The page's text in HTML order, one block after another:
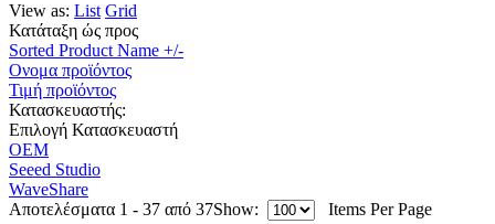
View as: List Grid
Κατάταξη ώς προς
Sorted Product Name +/-
Ονομα προϊόντος
Τιμή προϊόντος
Κατασκευαστής:
Επιλογή Κατασκευαστή
OEM
Seeed Studio
WaveShare
Αποτελέσματα 1 - 37 από 37Show: Items Per Page